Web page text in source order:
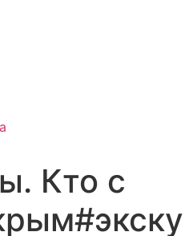
Кто с